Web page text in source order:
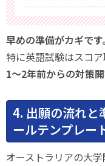
早めの準備がカギです。
特に英語試験はスコ
1〜2年前からの対策
4. 出願の流れと
ールテンプレー
オーストラリアの大学